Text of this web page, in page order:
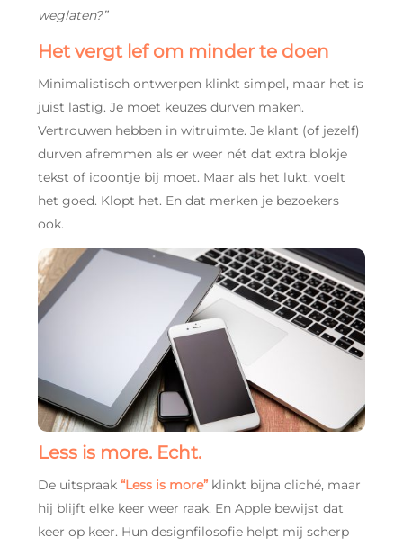
weglaten?”
Het vergt lef om minder te doen
Minimalistisch ontwerpen klinkt simpel, maar het is
juist lastig. Je moet keuzes durven maken.
Vertrouwen hebben in witruimte. Je klant (of jezelf)
durven afremmen als er weer nét dat extra blokje
tekst of icoontje bij moet. Maar als het lukt, voelt
het goed. Klopt het. En dat merken je bezoekers
ook.
Less is more. Echt.
De uitspraak“Less is more” klinkt bijna cliché, maar
hij blijft elke keer weer raak. En Apple bewijst dat
keer op keer. Hun designfilosofie helpt mij scherp